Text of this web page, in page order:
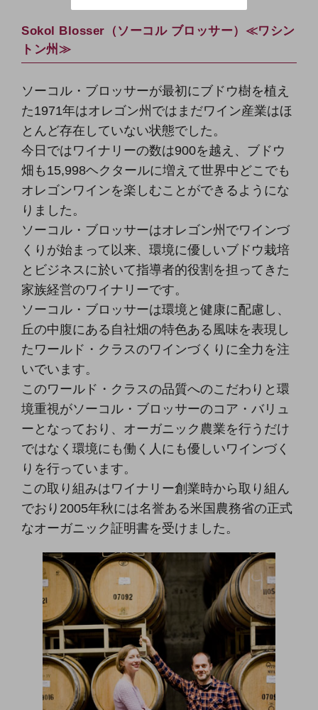
Sokol Blosser（ソーコル ブロッサー）≪ワシン
トン州≫
ソーコル・ブロッサーが最初にブドウ樹を植え
た1971年はオレゴン州ではまだワイン産業はほ
とんど存在していない状態でした。
今日ではワイナリーの数は900を越え、ブドウ
畑も15,998ヘクタールに増えて世界中どこでも
オレゴンワインを楽しむことができるようにな
りました。
ソーコル・ブロッサーはオレゴン州でワインづ
くりが始まって以来、環境に優しいブドウ栽培
とビジネスに於いて指導者的役割を担ってきた
家族経営のワイナリーです。
ソーコル・ブロッサーは環境と健康に配慮し、
丘の中腹にある自社畑の特色ある風味を表現し
たワールド・クラスのワインづくりに全力を注
いでいます。
このワールド・クラスの品質へのこだわりと環
境重視がソーコル・ブロッサーのコア・バリュ
ーとなっており、オーガニック農業を行うだけ
ではなく環境にも働く人にも優しいワインづく
りを行っています。
この取り組みはワイナリー創業時から取り組ん
でおり2005年秋には名誉ある米国農務省の正式
なオーガニック証明書を受けました。